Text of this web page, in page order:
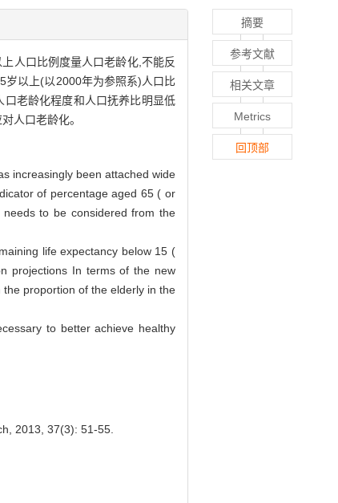
人口比例度量人口老龄化,不能反
岁以上(以2000年为参照系)人口比
老龄化程度和人口抚养比明显低
人口老龄化。
increasingly been attached wide
of percentage aged 65 ( or
to be considered from the
life expectancy below 15 (
projections In terms of the new
proportion of the elderly in the
to better achieve healthy
2013, 37(3): 51-55.
摘要
参考文献
相关文章
Metrics
回顶部